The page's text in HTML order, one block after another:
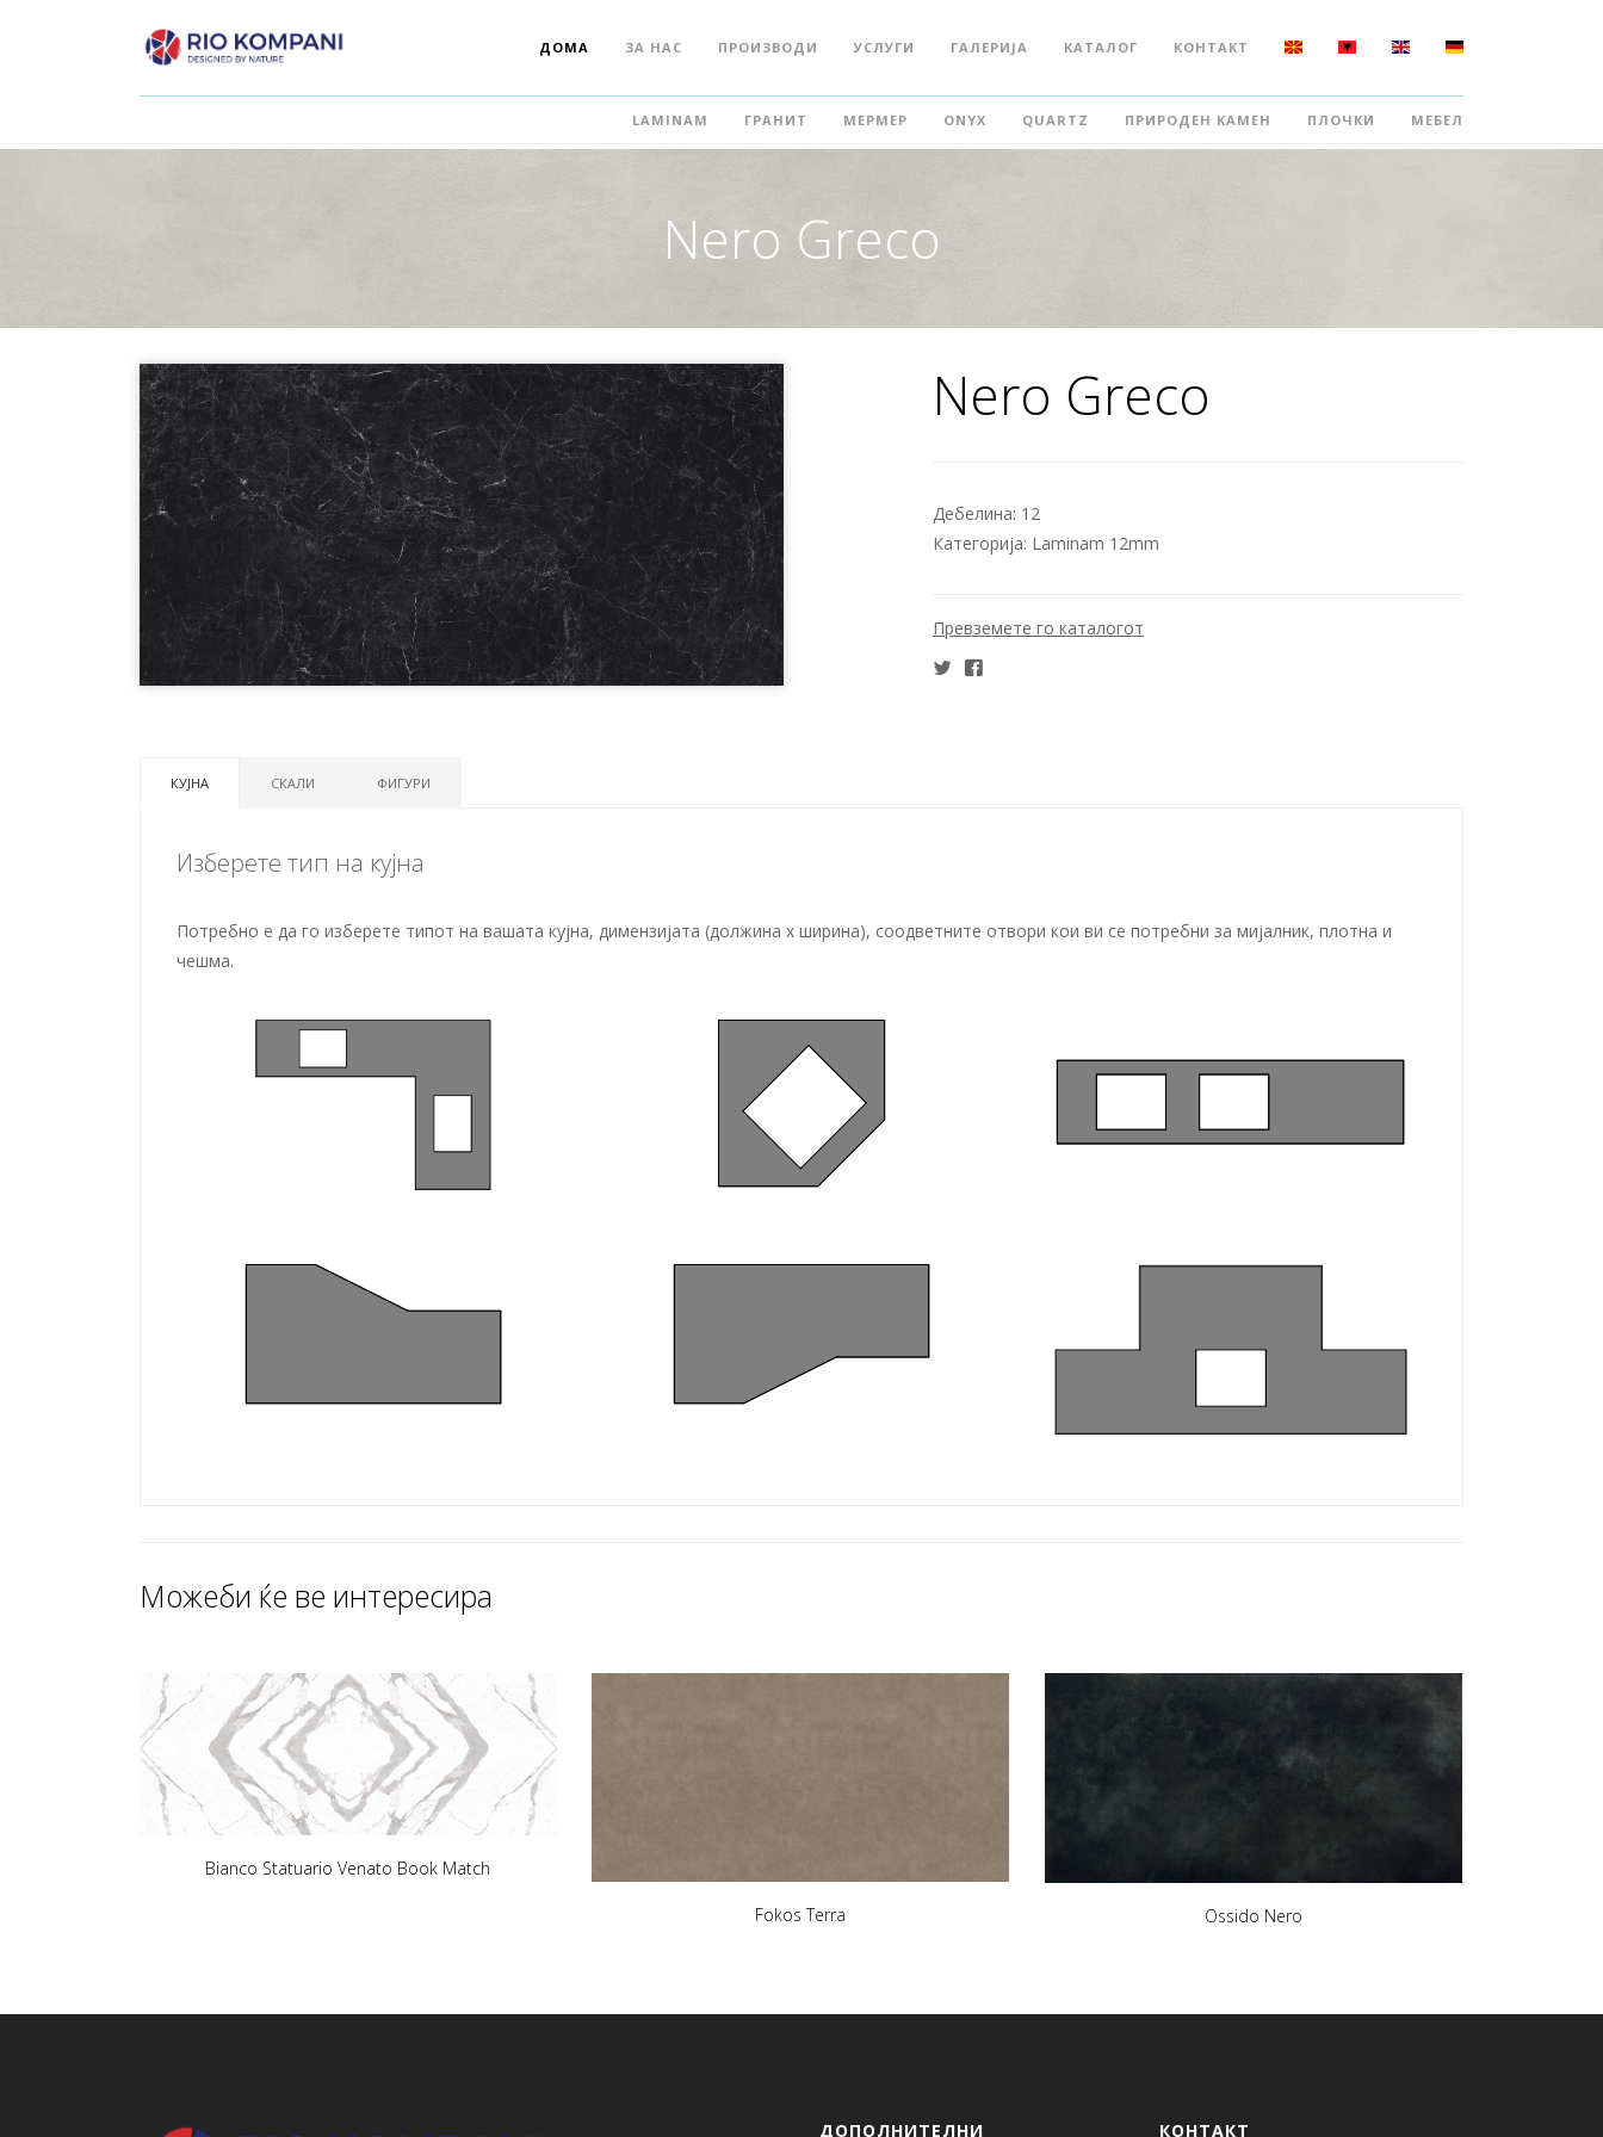
ДОМА ЗА НАС ПРОИЗВОДИ УСЛУГИ ГАЛЕРИЈА КАТАЛОГ КОНТАКТ
LAMINAM ГРАНИТ МЕРМЕР ONYX QUARTZ ПРИРОДЕН КАМЕН ПЛОЧКИ МЕБЕЛ
Nero Greco
Nero Greco
Дебелина: 12
Категорија: Laminam 12mm
Превземете го каталогот
КУЈНА СКАЛИ ФИГУРИ
Изберете тип на кујна
Потребно е да го изберете типот на вашата кујна, димензијата (должина х ширина), соодветните отвори кои ви се потребни за мијалник, плотна и
чешма.
Можеби ќе ве интересира
Bianco Statuario Venato Book Match
Fokos Terra Ossido Nero
ДОПОЛНИТЕЛНИ КОНТАКТ